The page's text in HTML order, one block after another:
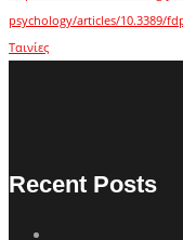
psychology/articles/10.3389/
Ταινίες
Recent Posts